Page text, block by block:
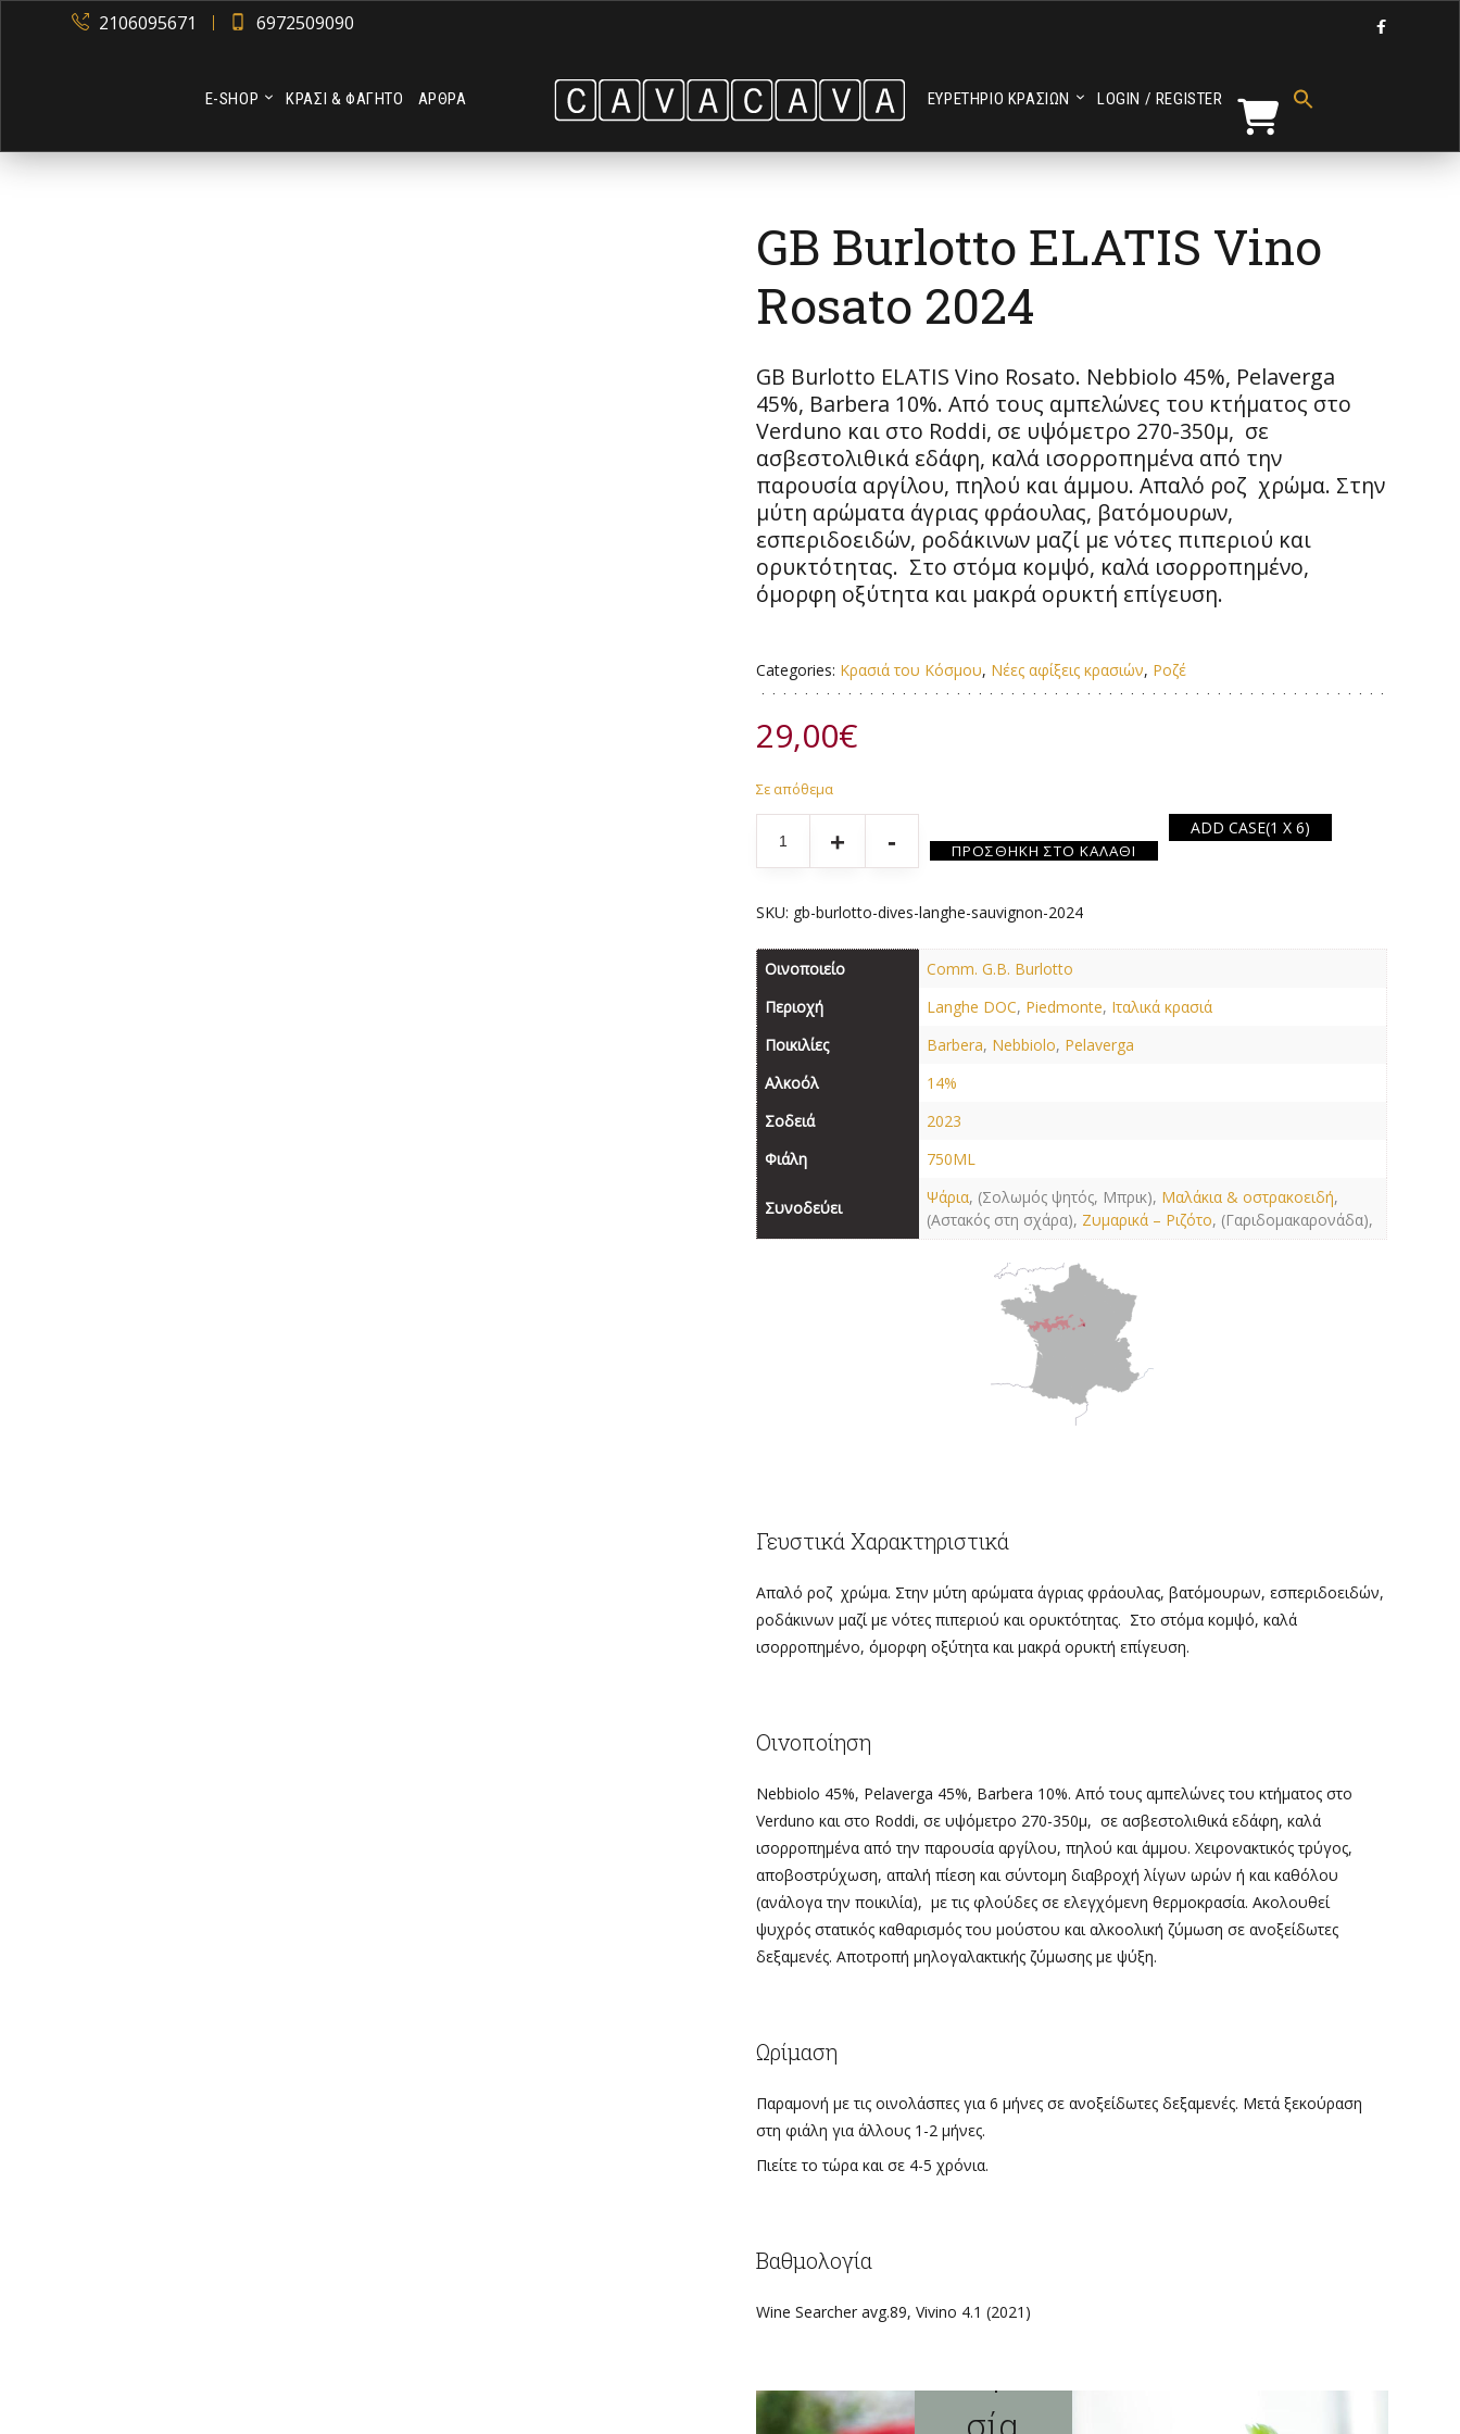
2106095671 6972509090 
Ε-SHOP ΚΡΑΣΙ & ΦΑΓΗΤΟ ΑΡΘΡΑ ΕΥΡΕΤΗΡΙΟ ΚΡΑΣΙΩΝ LOGIN / REGISTER
GB Burlotto ELATIS Vino
Rosato 2024
GB Burlotto ELATIS Vino Rosato. Nebbiolo 45%, Pelaverga
45%, Barbera 10%. Από τους αμπελώνες του κτήματος στο
Verduno και στο Roddi, σε υψόμετρο 270-350μ, σε
ασβεστολιθικά εδάφη, καλά ισορροπημένα από την
παρουσία αργίλου, πηλού και άμμου. Απαλό ροζ χρώμα. Στην
μύτη αρώματα άγριας φράουλας, βατόμουρων,
εσπεριδοειδών, ροδάκινων μαζί με νότες πιπεριού και
ορυκτότητας. Στο στόμα κομψό, καλά ισορροπημένο,
όμορφη οξύτητα και μακρά ορυκτή επίγευση.
Categories: Κρασιά του Κόσμου, Νέες αφίξεις κρασιών, Ροζέ
29,00€
Σε απόθεμα
ΠΡΟΣΘΉΚΗ ΣΤΟ ΚΑΛΆΘΙ
ADD CASE(1 X 6)
SKU: gb-burlotto-dives-langhe-sauvignon-2024
Οινοποιείο
Comm. G.B. Burlotto
Περιοχή
Langhe DOC, Piedmonte, Ιταλικά κρασιά
Ποικιλίες
Barbera, Nebbiolo, Pelaverga
Αλκοόλ
14%
Σοδειά
2023
Φιάλη
750ML
Συνοδεύει
Ψάρια, (Σολωμός ψητός, Μπρικ), Μαλάκια & οστρακοειδή,
(Αστακός στη σχάρα), Ζυμαρικά – Ριζότο, (Γαριδομακαρονάδα),
Γευστικά Χαρακτηριστικά
Απαλό ροζ χρώμα. Στην μύτη αρώματα άγριας φράουλας, βατόμουρων, εσπεριδοειδών,
ροδάκινων μαζί με νότες πιπεριού και ορυκτότητας. Στο στόμα κομψό, καλά
ισορροπημένο, όμορφη οξύτητα και μακρά ορυκτή επίγευση.
Οινοποίηση
Nebbiolo 45%, Pelaverga 45%, Barbera 10%. Από τους αμπελώνες του κτήματος στο
Verduno και στο Roddi, σε υψόμετρο 270-350μ, σε ασβεστολιθικά εδάφη, καλά
ισορροπημένα από την παρουσία αργίλου, πηλού και άμμου. Χειρονακτικός τρύγος,
αποβοστρύχωση, απαλή πίεση και σύντομη διαβροχή λίγων ωρών ή και καθόλου
(ανάλογα την ποικιλία), με τις φλούδες σε ελεγχόμενη θερμοκρασία. Ακολουθεί
ψυχρός στατικός καθαρισμός του μούστου και αλκοολική ζύμωση σε ανοξείδωτες
δεξαμενές. Αποτροπή μηλογαλακτικής ζύμωσης με ψύξη.
Ωρίμαση
Παραμονή με τις οινολάσπες για 6 μήνες σε ανοξείδωτες δεξαμενές. Μετά ξεκούραση
στη φιάλη για άλλους 1-2 μήνες.
Πιείτε το τώρα και σε 4-5 χρόνια.
Βαθμολογία
Wine Searcher avg.89, Vivino 4.1 (2021)
Θερμ